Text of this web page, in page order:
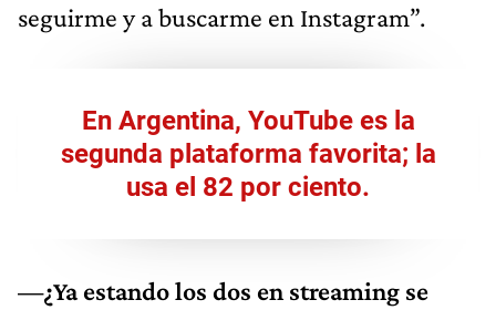
seguirme y a buscarme en Instagram”.
En Argentina, YouTube es la
segunda plataforma favorita; la
usa el 82 por ciento.
—¿Ya estando los dos en streaming se